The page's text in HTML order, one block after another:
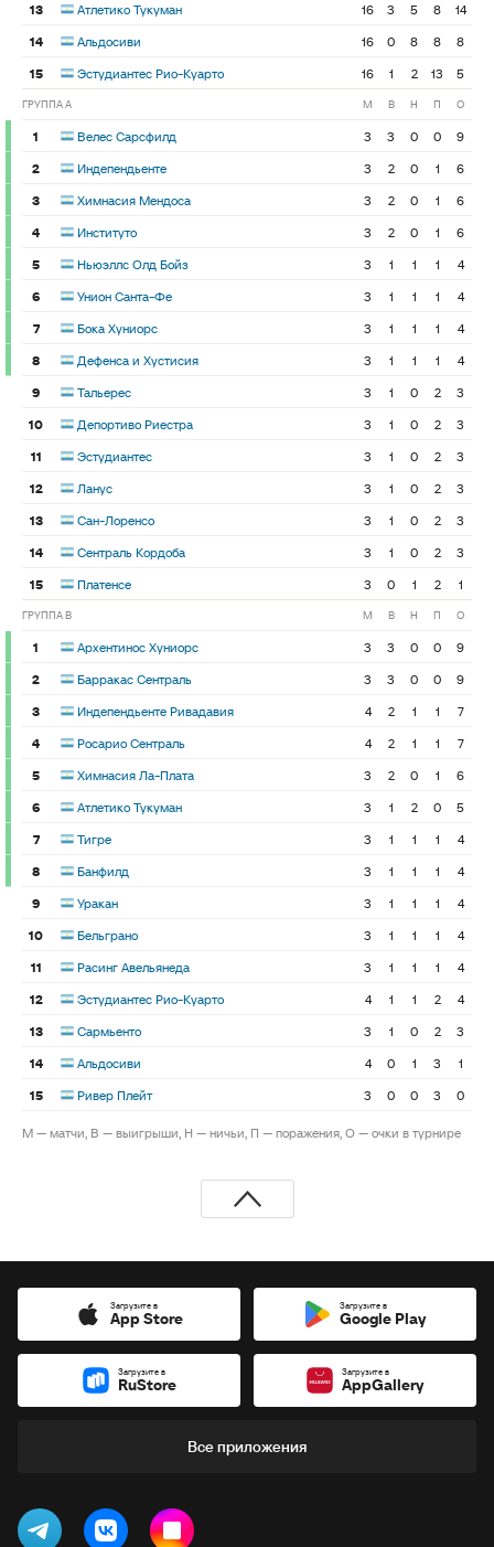
13
Атлетико Тукуман 16 3 5 8
14
14
Альдосиви 16 0 8 8
8
15
Эстудиантес Рио-Куарто 16 1 2 13 5
ГРУППА A М В Н П О
1 Велес Сарсфилд 3 3 0 0
9
2
Индепендьенте 3 2 0 1
6
3
Химнасия Мендоса 3 2 0 1
6
4
Институто 3 2 0 1
6
5
Ньюэллс Олд Бойз 3 1 1 1
4
6
Унион Санта-Фе 3 1 1 1
4
7
Бока Хуниорс 3 1 1 1
4
8
Дефенса и Хустисия 3 1 1 1
4
9
Тальерес 3 1 0 2
3
10
Депортиво Риестра 3 1 0 2
3
11
Эстудиантес 3 1 0 2
3
12
Ланус 3 1 0 2
3
13
Сан-Лоренсо 3 1 0 2
3
14
Сентраль Кордоба 3 1 0 2
3
15
Платенсе 3 0 1 2 1
ГРУППА B М В Н П О
1 Архентинос Хуниорс 3 3 0 0
9
2
Барракас Сентраль 3 3 0 0
9
3
Индепендьенте Ривадавия 4 2 1 1
7
4
Росарио Сентраль 4 2 1 1
7
5
Химнасия Ла-Плата 3 2 0 1
6
6
Атлетико Тукуман 3 1 2 0
5
7
Тигре 3 1 1 1
4
8
Банфилд 3 1 1 1
4
9
Уракан 3 1 1 1
4
10
Бельграно 3 1 1 1
4
11
Расинг Авельянеда 3 1 1 1
4
12
Эстудиантес Рио-Куарто 4 1 1 2
4
13
Сармьенто 3 1 0 2
3
14
Альдосиви 4 0 1 3
1
15
Ривер Плейт 3 0 0 3 0
М — матчи, В — выигрыши, Н — ничьи, П — поражения, О — очки в турнире
Загрузите в
App Store
Загрузите в
Google Play
Загрузите в
RuStore
Загрузите в
AppGallery
Все приложения